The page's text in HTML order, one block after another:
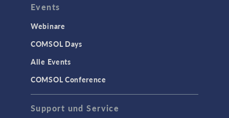
Events
Webinare
COMSOL Days
Alle Events
COMSOL Conference
Support und Service